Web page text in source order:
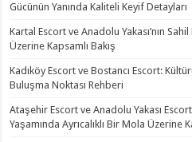
Gücünün Yanında Kaliteli Keyif Detayları
Kartal Escort ve Anadolu Yakası’nın
Üzerine Kapsamlı Bakış
Kadıköy Escort ve Bostancı Escort:
Buluşma Noktası Rehberi
Ataşehir Escort ve Anadolu Yakası
Yaşamında Ayrıcalıklı Bir Mola Üzerine